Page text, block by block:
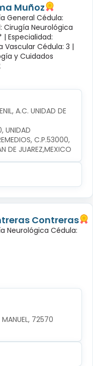
Muñoz
General Cédula:
Cirugía Neurológica
| Especialidad:
Vascular Cédula: 3 |
y Cuidados
A.C. UNIDAD DE
UNIDAD
C.P.53000,
DE JUAREZ,MEXICO
Contreras
Neurológica Cédula:
72570